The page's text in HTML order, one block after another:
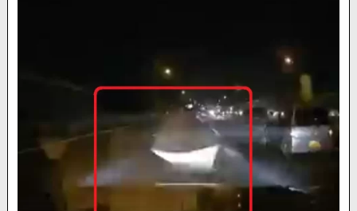
走。
生
信
し
て
た
男